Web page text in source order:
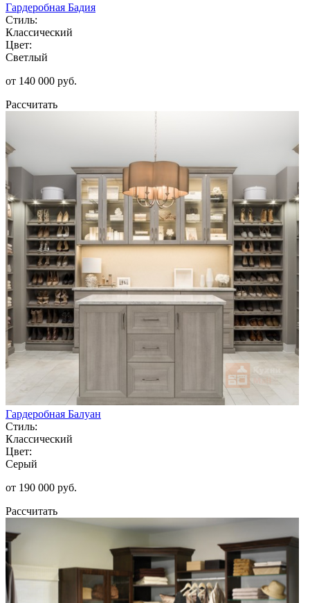
Гардеробная Бадия
Стиль:
Классический
Цвет:
Светлый
от 140 000 руб.
Рассчитать
Гардеробная Балуан
Стиль:
Классический
Цвет:
Серый
от 190 000 руб.
Рассчитать